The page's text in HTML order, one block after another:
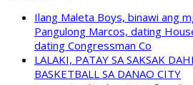
Ilang Maleta Boys, binawi ang
Pangulong Marcos, dating
dating Congressman Co
LALAKI, PATAY SA SAKSAK
BASKETBALL SA DANAO CITY